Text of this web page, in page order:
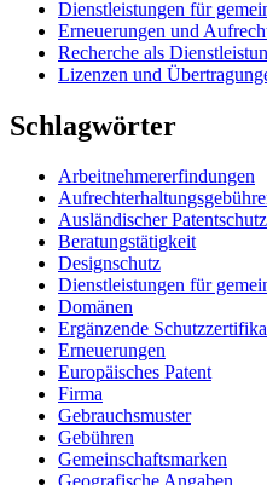
Dienstleistungen für
Erneuerungen und
Recherche als
Lizenzen und
Schlagwörter
Arbeitnehmererfindungen
Ausländischer Patentschutz
Beratungstätigkeit
Designschutz
Dienstleistungen für
Domänen
Ergänzende
Erneuerungen
Europäisches Patent
Firma
Gebrauchsmuster
Gebühren
Gemeinschaftsmarken